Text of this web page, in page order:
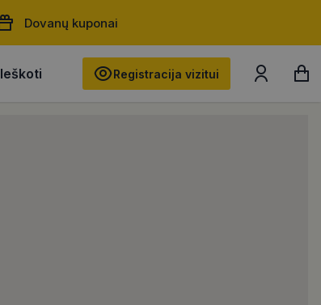
Dovanų kuponai
Ieškoti
Ieškoti
Registracija vizitui